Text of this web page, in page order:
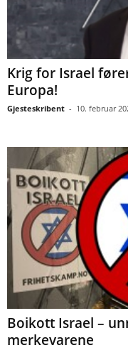
Krig for Israel
Europa!
Gjesteskribent - 10. februar
Boikott Israel –
merkevarene